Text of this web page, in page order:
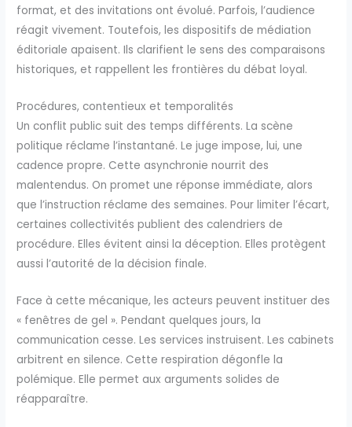
format, et des invitations ont évolué. Parfois, l’audience
réagit vivement. Toutefois, les dispositifs de médiation
éditoriale apaisent. Ils clarifient le sens des comparaisons
historiques, et rappellent les frontières du débat loyal.
Procédures, contentieux et temporalités
Un conflit public suit des temps différents. La scène
politique réclame l’instantané. Le juge impose, lui, une
cadence propre. Cette asynchronie nourrit des
malentendus. On promet une réponse immédiate, alors
que l’instruction réclame des semaines. Pour limiter l’écart,
certaines collectivités publient des calendriers de
procédure. Elles évitent ainsi la déception. Elles protègent
aussi l’autorité de la décision finale.
Face à cette mécanique, les acteurs peuvent instituer des
« fenêtres de gel ». Pendant quelques jours, la
communication cesse. Les services instruisent. Les cabinets
arbitrent en silence. Cette respiration dégonfle la
polémique. Elle permet aux arguments solides de
réapparaître.